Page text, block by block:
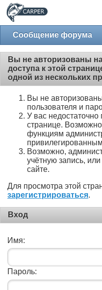
Сообщение форума
Вы не авторизованы
доступа к этой
одной из нескольких
Вы не
пользователя и
У вас
странице.
функциям
Возможно,
учётную запись,
сайте.
Для просмотра этой
зарегистрироваться.
Вход
Имя:
Пароль: